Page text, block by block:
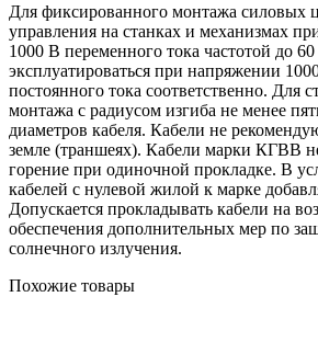
Для фиксированного монтажа силовых
управления на станках и механизмах
1000 В переменного тока частотой до
эксплуатироваться при напряжении
постоянного тока соответственно. Для
монтажа с радиусом изгиба не менее
диаметров кабеля. Кабели не
земле (траншеях). Кабели марки КГВВ
горение при одиночной прокладке. В
кабелей с нулевой жилой к марке
Допускается прокладывать кабели на
обеспечения дополнительных мер по
солнечного излучения.
Похожие товары